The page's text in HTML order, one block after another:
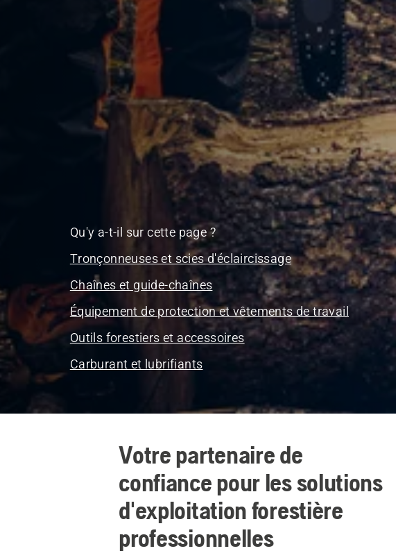
Qu'y a-t-il sur cette page ?
Tronçonneuses et scies d'éclaircissage
Chaînes et guide-chaînes
Équipement de protection et vêtements de travail
Outils forestiers et accessoires
Carburant et lubrifiants
Votre partenaire de
confiance pour les solutions
d'exploitation forestière
professionnelles